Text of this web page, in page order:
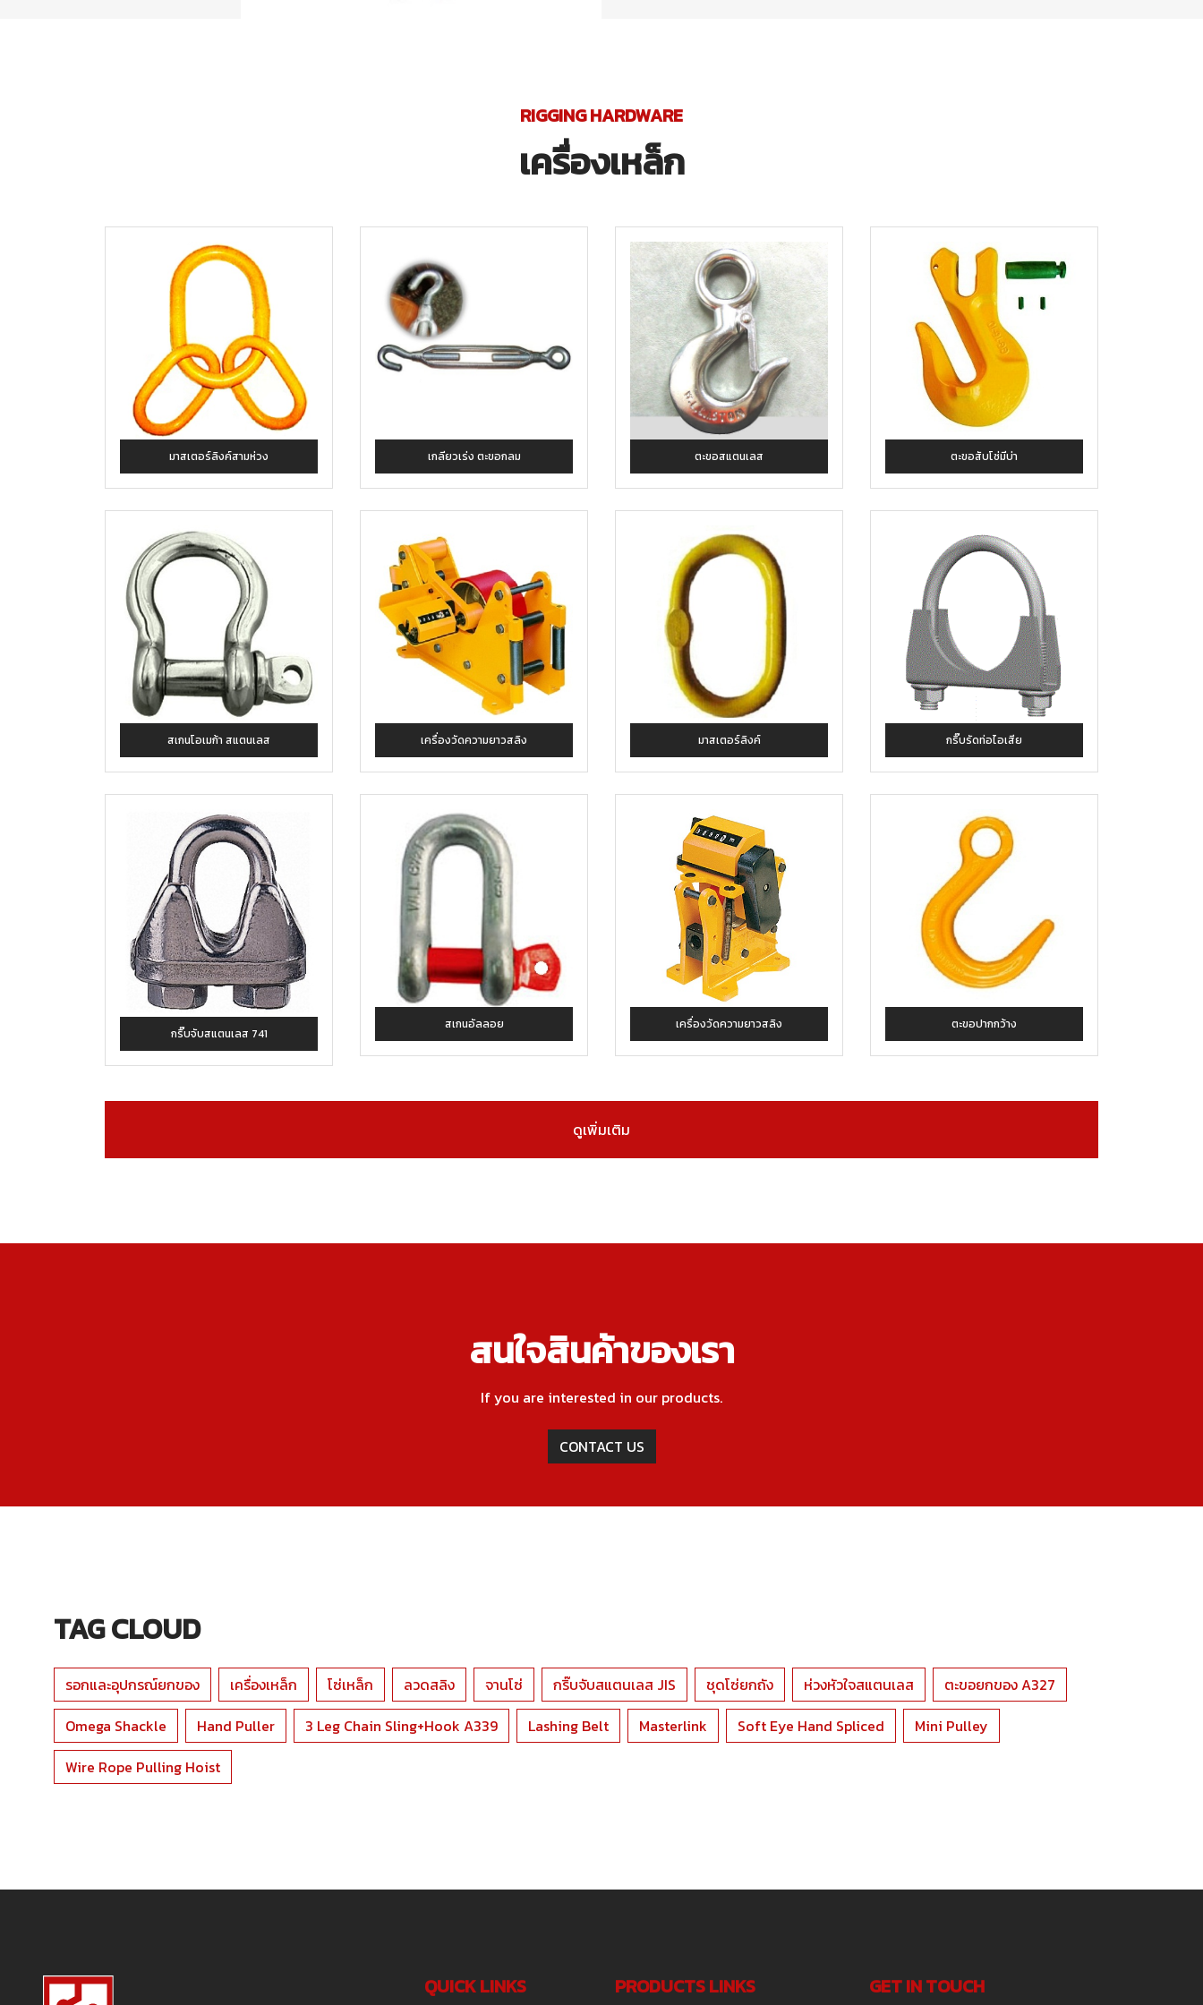
RIGGING HARDWARE
เครื่องเหล็ก
มาสเตอร์ลิงค์สามห่วง เกลียวเร่ง ตะขอกลม ตะขอสแตนเลส ตะขอสับโซ่มีบ่า
สเกนโอเมก้า สแตนเลส เครื่องวัดความยาวสลิง มาสเตอร์ลิงค์ กริ๊บรัดท่อไอเสีย
กริ๊บจับสแตนเลส 741
สเกนอัลลอย เครื่องวัดความยาวสลิง ตะขอปากกว้าง
ดูเพิ่มเติม
สนใจสินค้าของเรา
If you are interested in our products.
CONTACT US
TAG CLOUD
รอกและอุปกรณ์ยกของ เครื่องเหล็ก โซ่เหล็ก ลวดสลิง จานโซ่ กริ๊บจับสแตนเลส JIS ชุดโซ่ยกถัง ห่วงหัวใจสแตนเลส
ตะขอยกของ A327
Omega Shackle
Hand Puller 3 Leg Chain Sling+Hook A339 Lashing Belt Masterlink Soft Eye Hand Spliced
Mini Pulley
Wire Rope Pulling Hoist
QUICK LINKS PRODUCTS LINKS GET IN TOUCH